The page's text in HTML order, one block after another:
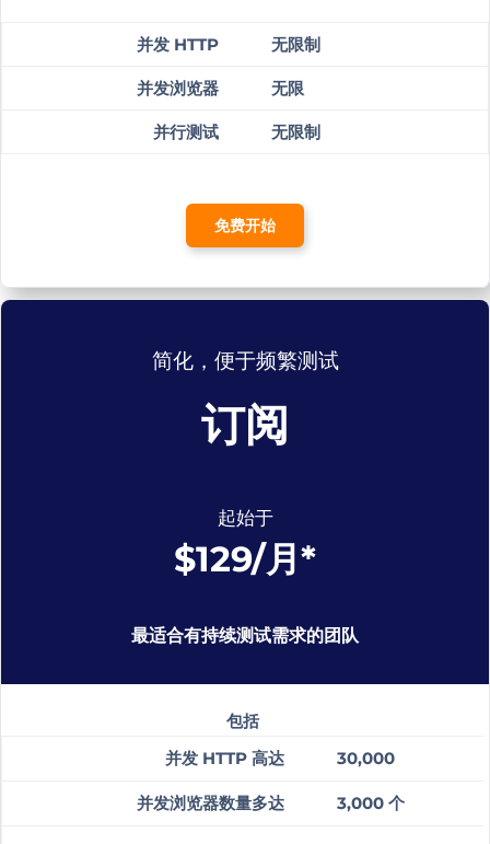
并发 HTTP 无限制
并发浏览器 无限
并行测试 无限制
免费开始
简化，便于频繁测试
订阅
起始于
$129/月*
最适合有持续测试需求的团队
包括
并发 HTTP 高达
30,000
并发浏览器数量多达 3,000 个